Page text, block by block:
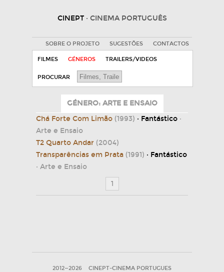
CINEPT · CINEMA PORTUGUÊS
SOBRE O PROJETO SUGESTÕES CONTACTOS
FILMES GÉNEROS TRAILERS/VIDEOS
PROCURAR
GÉNERO: ARTE E ENSAIO
Chá Forte Com Limão (1993) · Fantástico ·
Arte e Ensaio
T2 Quarto Andar (2004)
Transparências em Prata (1991) · Fantástico
· Arte e Ensaio
1
2012—2026 CINEPT-CINEMA PORTUGUES